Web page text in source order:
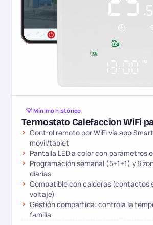
💡 Mínimo histórico
Termostato Calefaccion WiFi
Control remoto por WiFi vía app
móvil/tablet
Pantalla LED a color con parámetros
Programación semanal (5+1+1) y 6
diarias
Compatible con calderas (contactos
voltaje)
Gestión compartida: controla la
familia